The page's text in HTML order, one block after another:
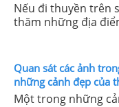
Nếu đi thuyền trên
thăm những địa
Quan sát các ảnh
những cảnh đẹp của
Một trong những